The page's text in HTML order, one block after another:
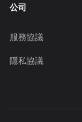
公司
服務協議
隱私協議